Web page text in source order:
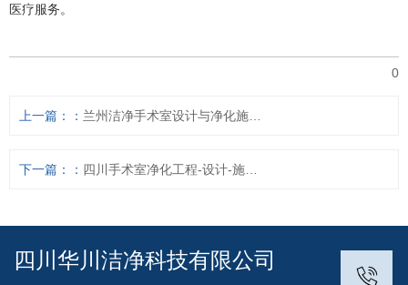
医疗服务。
0
上一篇：
下一篇：
四川华川洁净科技有限公司